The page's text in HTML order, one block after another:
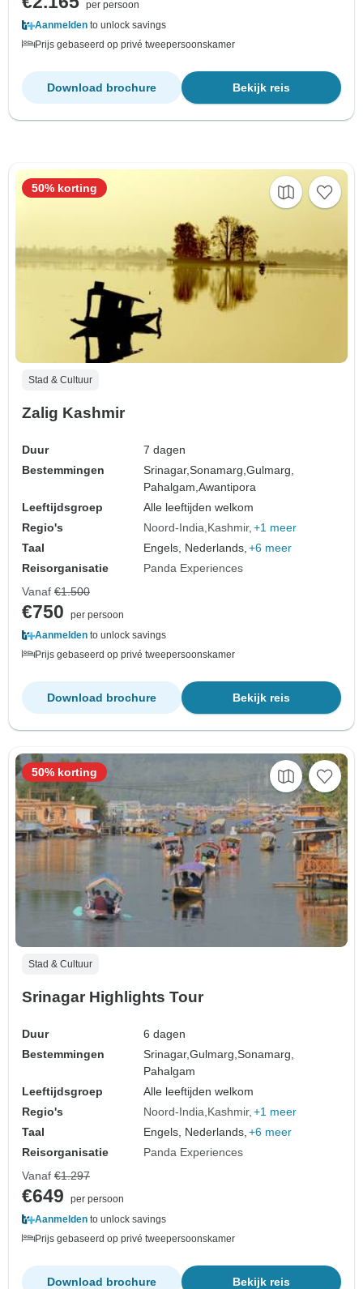
per persoon
Aanmelden to unlock savings
Prijs gebaseerd op privé tweepersoonskamer
Bekijk reis
Download brochure
Stad & Cultuur
Zalig Kashmir
Duur
7 dagen
Bestemmingen
Srinagar,Sonamarg,Gulmarg,
Pahalgam,Awantipora
Leeftijdsgroep
Alle leeftijden welkom
Regio's
Noord-India Kashmir +1 meer
Taal
Engels, Nederlands, +6 meer
Reisorganisatie
Panda Experiences
50% korting
Vanaf €1.500
€750
per persoon
Aanmelden to unlock savings
Prijs gebaseerd op privé tweepersoonskamer
Bekijk reis
Download brochure
Stad & Cultuur
Srinagar Highlights Tour
Duur
6 dagen
Bestemmingen
Srinagar,Gulmarg,Sonamarg,
Pahalgam
Leeftijdsgroep
Alle leeftijden welkom
Regio's
Noord-India Kashmir +1 meer
Taal
Engels, Nederlands, +6 meer
Reisorganisatie
Panda Experiences
50% korting
Vanaf €1.297
€649
per persoon
Aanmelden to unlock savings
Prijs gebaseerd op privé tweepersoonskamer
Bekijk reis
Download brochure